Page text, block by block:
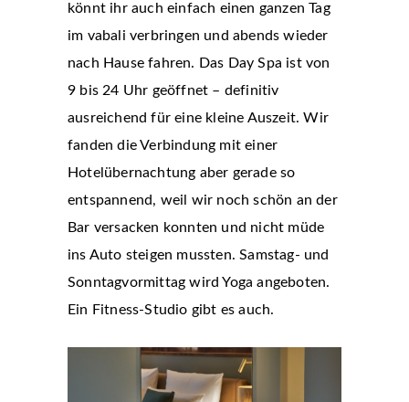
könnt ihr auch einfach einen ganzen Tag
im vabali verbringen und abends wieder
nach Hause fahren. Das Day Spa ist von
9 bis 24 Uhr geöffnet – definitiv
ausreichend für eine kleine Auszeit. Wir
fanden die Verbindung mit einer
Hotelübernachtung aber gerade so
entspannend, weil wir noch schön an der
Bar versacken konnten und nicht müde
ins Auto steigen mussten. Samstag- und
Sonntagvormittag wird Yoga angeboten.
Ein Fitness-Studio gibt es auch.